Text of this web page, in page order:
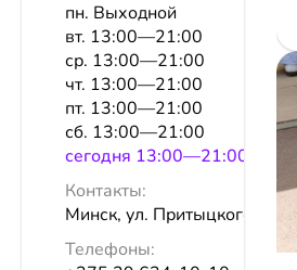
пн. Выходной
вт. 13:00—21:00
ср. 13:00—21:00
чт. 13:00—21:00
пт. 13:00—21:00
сб. 13:00—21:00
сeгодня 13:00—21:00
Контакты:
Минск, ул. Притыцкого, 29
Телефоны: